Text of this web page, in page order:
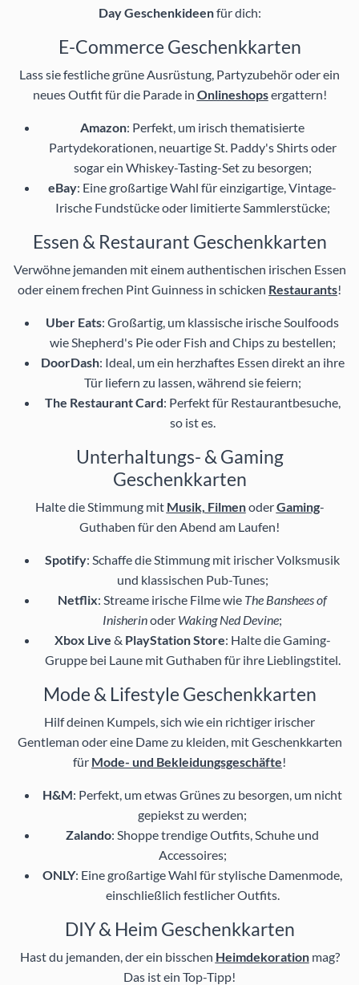
Day Geschenkideenfür dich:
E-Commerce Geschenkkarten
Lass sie festliche grüne Ausrüstung, Partyzubehör oder ein
neues Outfit für die Parade in Onlineshopsergattern!
Amazon: Perfekt, um irisch thematisierte
Partydekorationen, neuartige St. Paddy's Shirts oder
sogar ein Whiskey-Tasting-Set zu besorgen;
eBay: Eine großartige Wahl für einzigartige, Vintage-
Irische Fundstücke oder limitierte Sammlerstücke;
Essen & Restaurant Geschenkkarten
Verwöhne jemanden mit einem authentischen irischen Essen
oder einem frechen Pint Guinness in schicken Restaurants!
Uber Eats: Großartig, um klassische irische Soulfoods
wie Shepherd's Pie oder Fish and Chips zu bestellen;
DoorDash: Ideal, um ein herzhaftes Essen direkt an ihre
Tür liefern zu lassen, während sie feiern;
The Restaurant Card: Perfekt für Restaurantbesuche,
so ist es.
Unterhaltungs- & Gaming
Geschenkkarten
Halte die Stimmung mit Musik, FilmenoderGaming-
Guthaben für den Abend am Laufen!
Spotify: Schaffe die Stimmung mit irischer Volksmusik
und klassischen Pub-Tunes;
Netflix: Streame irische Filme wie The Banshees of
Inisherinoder Waking Ned Devine;
Xbox Live & PlayStation Store: Halte die Gaming-
Gruppe bei Laune mit Guthaben für ihre Lieblingstitel.
Mode & Lifestyle Geschenkkarten
Hilf deinen Kumpels, sich wie ein richtiger irischer
Gentleman oder eine Dame zu kleiden, mit Geschenkkarten
für Mode- und Bekleidungsgeschäfte!
H&M: Perfekt, um etwas Grünes zu besorgen, um nicht
gepiekst zu werden;
Zalando: Shoppe trendige Outfits, Schuhe und
Accessoires;
ONLY: Eine großartige Wahl für stylische Damenmode,
einschließlich festlicher Outfits.
DIY & Heim Geschenkkarten
Hast du jemanden, der ein bisschen Heimdekorationmag?
Das ist ein Top-Tipp!